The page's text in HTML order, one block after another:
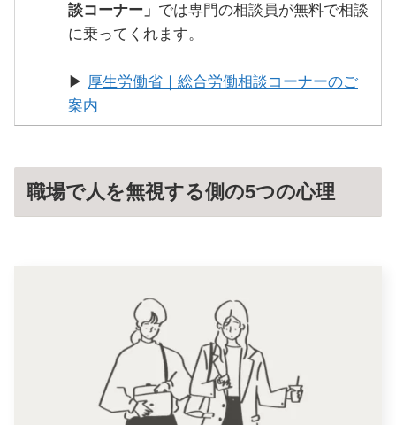
談コーナー」 では専門の相談員が無料で相談
に乗ってくれます。
▶ 厚生労働省｜総合労働相談コーナーのご
案内
職場で人を無視する側の5つの心理